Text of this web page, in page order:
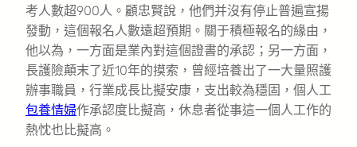
考人數超900人。顧忠賢說，他們并沒有停止普遍宣揚
發動，這個報名人數遠超預期。關于積極報名的緣由，
他以為，一方面是業內對這個證書的承認；另一方面，
長護險顛末了近10年的摸索，曾經培養出了一大量照護
辦事職員，行業成長比擬安康，支出較為穩固，個人工
包養情婦作承認度比擬高，休息者從事這一個人工作的
熱忱也比擬高。